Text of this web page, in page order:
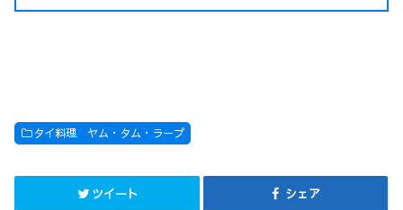
タイ料理 ヤム・タム・ラープ
ツイート シェア